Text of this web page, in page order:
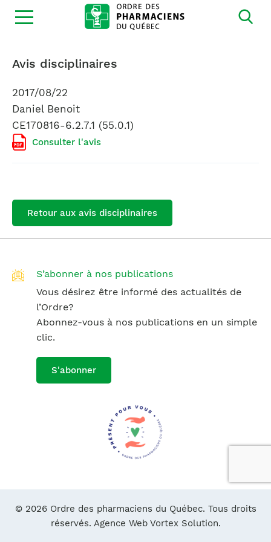
Ouvrir
la
Avis disciplinaires
2017/08/22
Daniel Benoit
CE170816-6.2.7.1 (55.0.1)
Consulter l'avis
Retour aux avis disciplinaires
S’abonner à nos publications
Vous désirez être informé des actualités de
l’Ordre?
Abonnez-vous à nos publications en un simple
clic.
S'abonner
© 2026 Ordre des pharmaciens du Québec. Tous droits
réservés. Agence Web Vortex Solution.